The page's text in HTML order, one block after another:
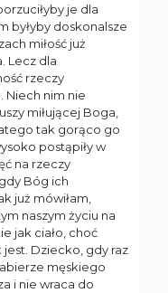
je dla
byłyby doskonalsze
miłość już
Lecz dla
rzeczy
Niech nim nie
miłującej Boga,
tak gorąco go
postąpiły w
na rzeczy
Bóg ich
już mówiłam,
naszym życiu na
jak ciało, choć
jest. Dziecko, gdy raz
męskiego
i nie wraca do